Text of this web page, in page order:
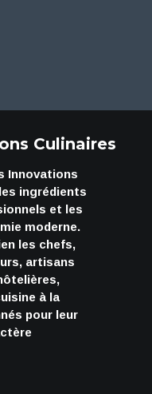
Culinaires
Innovations
ingrédients
et les
moderne.
les chefs,
artisans
à la
pour leur